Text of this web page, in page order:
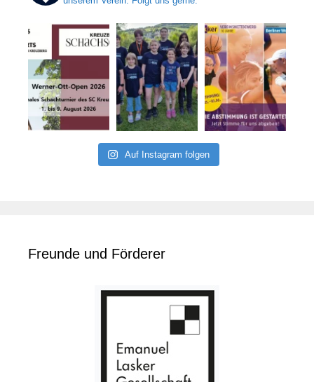
Auf Instagram folgen
Freunde und Förderer